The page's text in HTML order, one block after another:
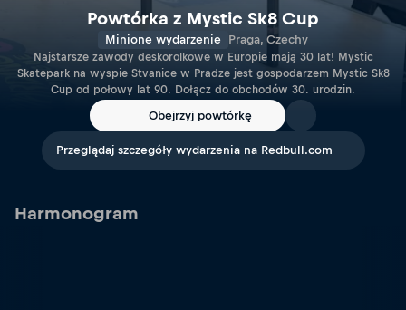
Powtórka z Mystic Sk8 Cup
Minione wydarzenie Praga, Czechy
Najstarsze zawody deskorolkowe w Europie mają 30 lat! Mystic
Skatepark na wyspie Stvanice w Pradze jest gospodarzem Mystic Sk8
Cup od połowy lat 90. Dołącz do obchodów 30. urodzin.
Obejrzyj powtórkę
Przeglądaj szczegóły wydarzenia na Redbull.com
Harmonogram